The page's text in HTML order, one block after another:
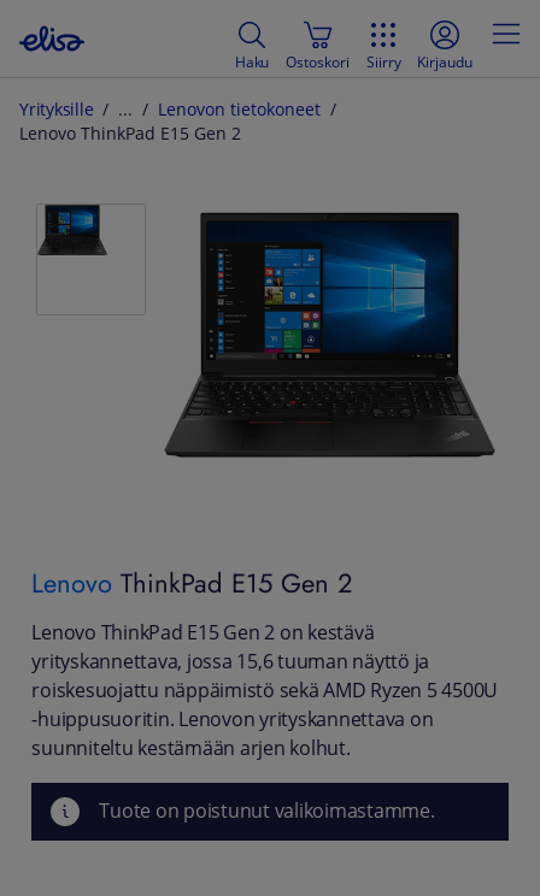
Haku Ostoskori Siirry Kirjaudu
Yrityksille
Lenovon tietokoneet
Lenovo ThinkPad E15 Gen 2
Lenovo ThinkPad E15 Gen 2
Lenovo ThinkPad E15 Gen 2 on kestävä
yrityskannettava, jossa 15,6 tuuman näyttö ja
roiskesuojattu näppäimistö sekä AMD Ryzen 5 4500U
-huippusuoritin. Lenovon yrityskannettava on
suunniteltu kestämään arjen kolhut.
Tuote on poistunut valikoimastamme.